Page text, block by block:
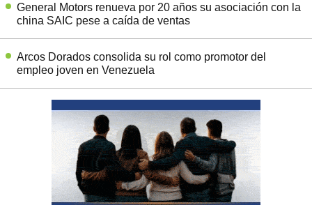
General Motors renueva por 20 años su asociación con la
china SAIC pese a caída de ventas
Arcos Dorados consolida su rol como promotor del
empleo joven en Venezuela